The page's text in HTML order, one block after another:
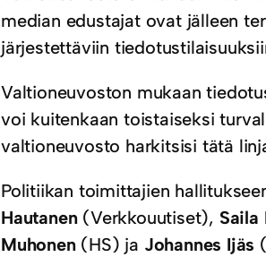
median edustajat ovat jälleen
järjestettäviin
Valtioneuvoston mukaan
voi kuitenkaan toistaiseksi
valtioneuvosto harkitsisi tätä
Politiikan toimittajien
Hautanen(Verkkouutiset), Saila
Muhonen(HS) ja Johannes Ijäs